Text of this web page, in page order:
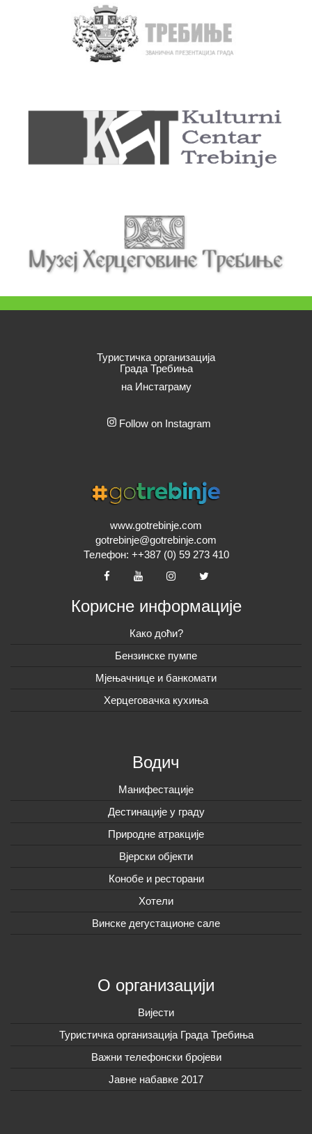
Туристичка организација
Града Требиња
на Инстаграму
Follow on Instagram
www.gotrebinje.com
gotrebinje@gotrebinje.com
Телефон: ++387 (0) 59 273 410
Корисне информације
Како доћи?
Бензинске пумпе
Мјењачнице и банкомати
Херцеговачка кухиња
Водич
Манифестације
Дестинације у граду
Природне атракције
Вјерски објекти
Конобе и ресторани
Хотели
Винске дегустационе сале
О организацији
Вијeсти
Туристичка организација Града Требиња
Важни телефонски бројеви
Јавне набавке 2017